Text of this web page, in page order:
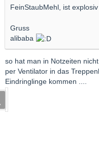
FeinStaubMehl, ist
Gruss
alibaba
so hat man in Notzeiten
per Ventilator in das
Eindringlinge kommen ....